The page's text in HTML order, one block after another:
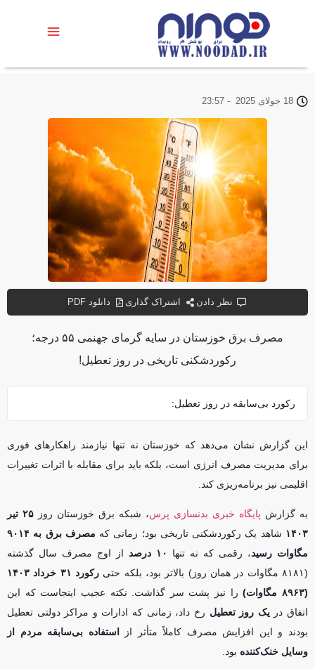
مصرف برق خوزستان در سایه گرمای جهنمی ۵۵ درجه؛
رکوردشکنی تاریخی در روز تعطیل!
رکورد بی‌سابقه در روز تعطیل:
این گزارش نشان می‌دهد که خوزستان نه تنها نیازمند راهکارهای فوری
برای مدیریت مصرف انرژی است، بلکه باید برای مقابله با اثرات تغییرات
اقلیمی نیز برنامه‌ریزی کند.
18 جولای 2025 -
23:57
نظر دادن اشتراک گذاری دانلود PDF
به گزارش پایگاه خبری بدنسازی پرس، شبکه برق خوزستان روز
۲۵ تیر
۱۴۰۳ شاهد یک رکوردشکنی تاریخی بود؛ زمانی که
مصرف برق به ۹۰۱۴
مگاوات رسید، رقمی که نه تنها ۱۰ درصد
از اوج مصرف سال گذشته
(۸۱۸۱ مگاوات در همان روز) بالاتر بود، بلکه حتی
رکورد ۳۱ خرداد ۱۴۰۳
(۸۹۶۳ مگاوات)
را نیز پشت سر گذاشت. نکته عجیب اینجاست که این
اتفاق دریک روز تعطیل رخ داد، زمانی که ادارات و مراکز دولتی تعطیل
بودند و این افزایش مصرف کاملاً متأثر از
استفاده بی‌سابقه مردم از
وسایل خنک‌کننده بود.